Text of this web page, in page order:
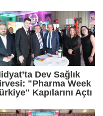
Dev Sağlık
"Pharma Week
Kapılarını Açtı